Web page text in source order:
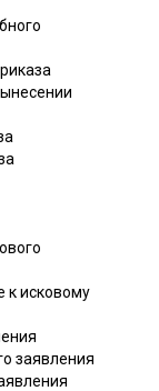
к исковому
заявления